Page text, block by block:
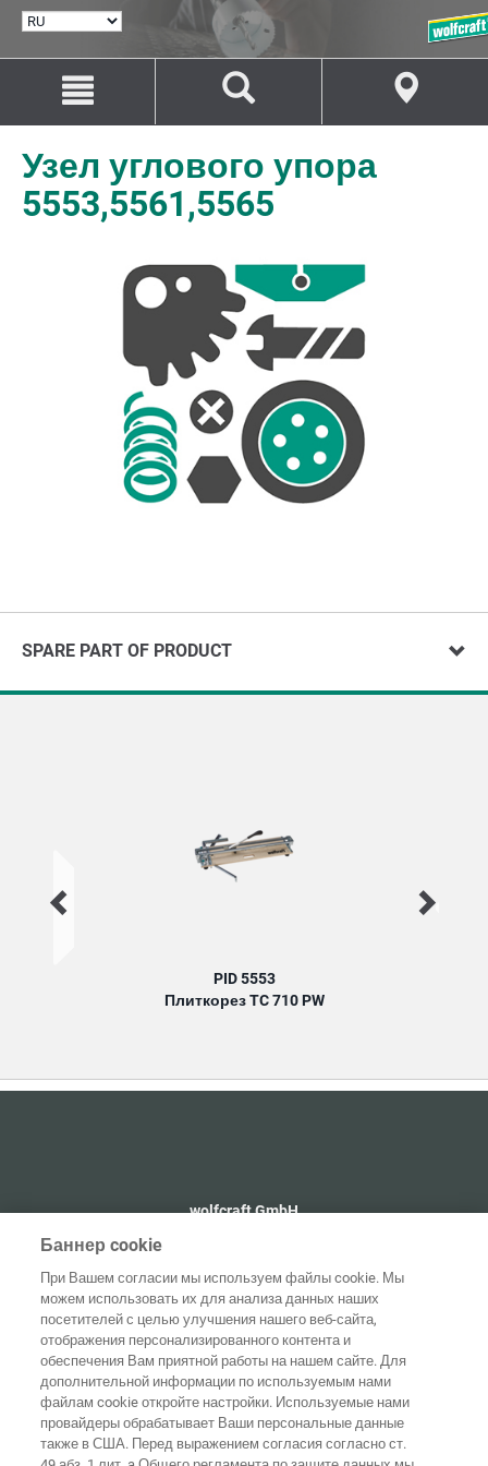
ВЫБРАТЬ
Перейти
содержанию
Перейти
навигации
Узел углового упора
5553,5561,5565
SPARE PART OF PRODUCT
PID 5553
Плиткорез TC 710 PW
wolfcraft GmbH
Wolffstraße 1
56746 Kempenich
Домашняя
страница Контакты
Выходные Защита
Баннер cookie
При Вашем согласии мы используем файлы cookie. Мы
можем использовать их для анализа данных наших
посетителей с целью улучшения нашего веб-сайта,
отображения персонализированного контента и
обеспечения Вам приятной работы на нашем сайте. Для
дополнительной информации по используемым нами
файлам cookie откройте настройки. Используемые нами
провайдеры обрабатывает Ваши персональные данные
также в США. Перед выражением согласия согласно ст.